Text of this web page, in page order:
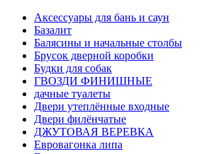
Аксессуары для бань и саун
Базалит
Балясины и начальные столбы
Брусок дверной коробки
Будки для собак
ГВОЗДИ ФИНИШНЫЕ
дачные туалеты
Двери утеплённые входные
Двери филёнчатые
ДЖУТОВАЯ ВЕРЕВКА
Евровагонка липа